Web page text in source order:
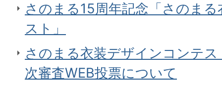
さのまる15周年記念「さのま
スト」
さのまる衣装デザインコンテ
次審査WEB投票について